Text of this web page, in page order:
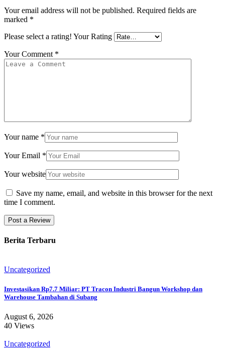
Your email address will not be published. Required fields are
marked *
Please select a rating! Your Rating
Your Comment *
Your name *
Your Email *
Your website
Save my name, email, and website in this browser for the next
time I comment.
Berita Terbaru
Uncategorized
Investasikan Rp7.7 Miliar: PT Tracon Industri Bangun Workshop dan
Warehouse Tambahan di Subang
August 6, 2026
40 Views
Uncategorized